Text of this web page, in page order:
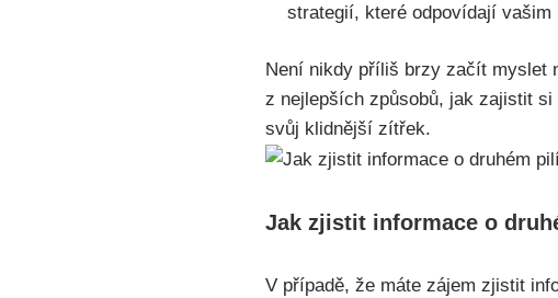
strategií, které odpovídají vašim
Není nikdy příliš brzy začít myslet
z nejlepších způsobů, jak zajistit
svůj klidnější zítřek.
Jak zjistit informace o
V případě, že máte zájem zjistit